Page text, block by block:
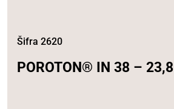
Šifra 2620
POROTON® IN 38 – 23,8